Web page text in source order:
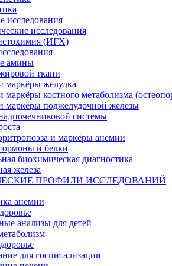
исследования
исследования
(ИГХ)
амины
ткани
маркёры желудка
костного метаболизма
маркёры поджелудочной железы
системы
и маркёры анемии
и белки
биохимическая диагностика
железа
ПРОФИЛИ ИССЛЕДОВАНИЙ
анемии
анализы для детей
для госпитализации